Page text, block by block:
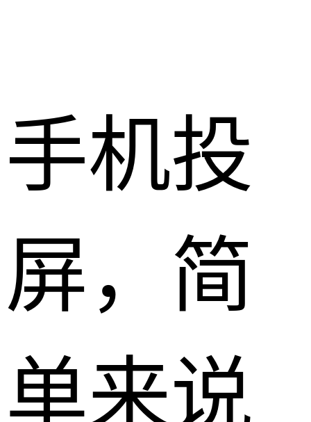
手机投
屏，简
单来说